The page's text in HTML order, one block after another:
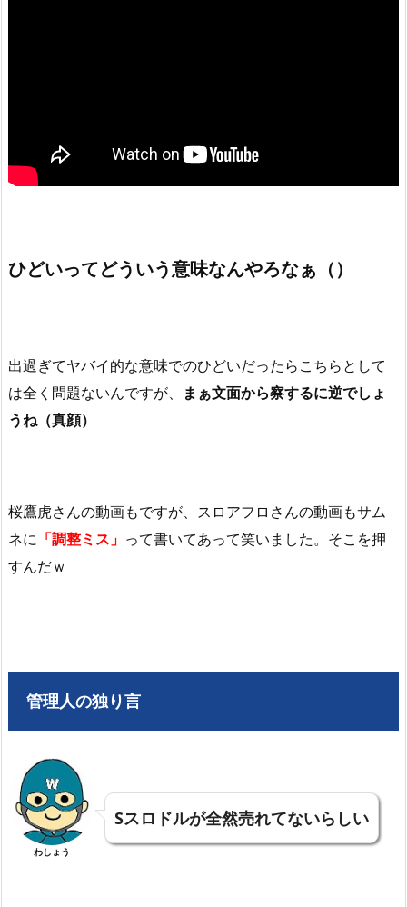
ひどいってどういう意味なんやろなぁ（）
出過ぎてヤバイ的な意味でのひどいだったらこちらとして
は全く問題ないんですが、
まぁ文面から察するに逆でしょ
うね（真顔）
桜鷹虎さんの動画もですが、スロアフロさんの動画もサム
ネに 「調整ミス」 って書いてあって笑いました。そこを押
すんだｗ
管理人の独り言
わしょう
Sスロドルが全然売れてないらしい